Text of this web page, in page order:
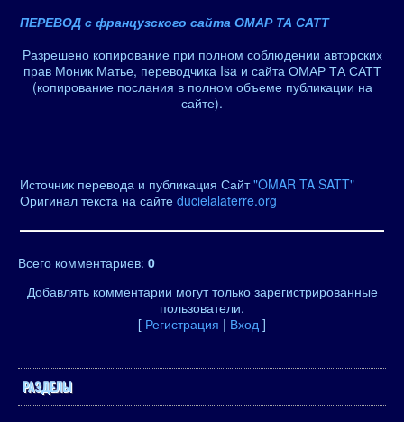
ПЕРЕВОД с французского сайта ОМАР ТА САТТ
Разрешено копирование при полном соблюдении авторских
прав Моник Матье, переводчика Isa и сайта ОМАР ТА САТТ
(копирование послания в полном объеме публикации на
сайте).
Источник перевода и публикация Сайт"OMAR TA SATT"
Оригинал текста на сайте ducielalaterre.org
Всего комментариев: 0
Добавлять комментарии могут только зарегистрированные
пользователи.
[ Регистрация | Вход ]
РАЗДЕЛЫ